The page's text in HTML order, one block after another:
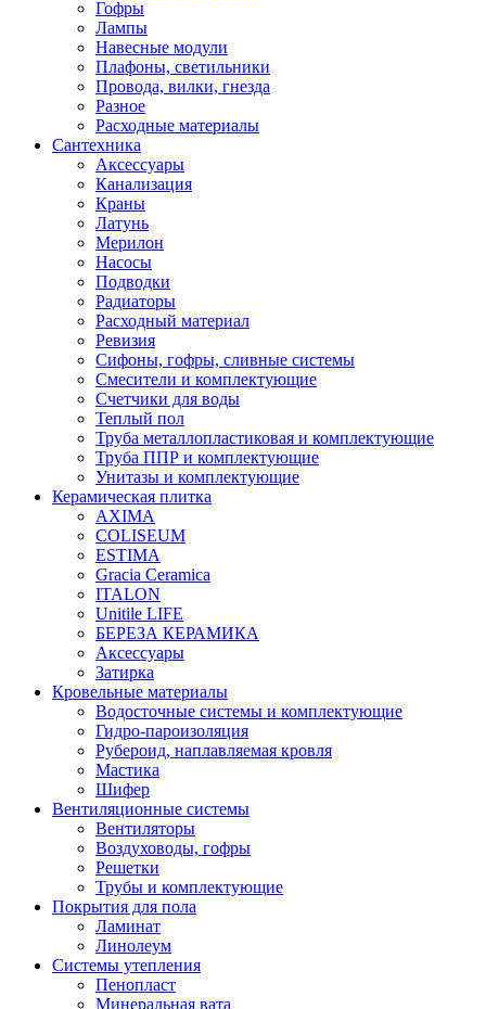
Гофры
Лампы
Навесные модули
Плафоны, светильники
Провода, вилки, гнезда
Разное
Расходные материалы
Сантехника
Аксессуары
Канализация
Краны
Латунь
Мерилон
Насосы
Подводки
Радиаторы
Расходный материал
Ревизия
Сифоны, гофры, сливные системы
Смесители и комплектующие
Счетчики для воды
Теплый пол
Труба металлопластиковая и комплектующие
Труба ППР и комплектующие
Унитазы и комплектующие
Керамическая плитка
AXIMA
COLISEUM
ESTIMA
Gracia Ceramica
ITALON
Unitile LIFE
БЕРЕЗА КЕРАМИКА
Аксессуары
Затирка
Кровельные материалы
Водосточные системы и комплектующие
Гидро-пароизоляция
Рубероид, наплавляемая кровля
Мастика
Шифер
Вентиляционные системы
Вентиляторы
Воздуховоды, гофры
Решетки
Трубы и комплектующие
Покрытия для пола
Ламинат
Линолеум
Системы утепления
Пенопласт
Минеральная вата